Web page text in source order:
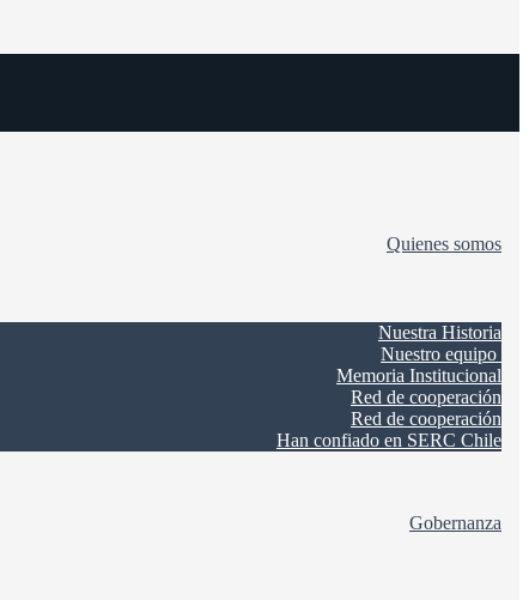
Quienes somos
Nuestra Historia
Nuestro equipo
Memoria Institucional
Red de cooperación
Red de cooperación
Han confiado en SERC Chile
Gobernanza